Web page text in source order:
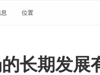
位置
长期发展